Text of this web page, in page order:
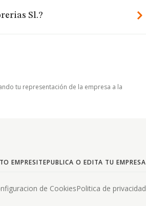
Sl.?
tu representación de la empresa a la
EMPRESITEPUBLICA O EDITA TU EMPRESA
de CookiesPolitica de privacidad